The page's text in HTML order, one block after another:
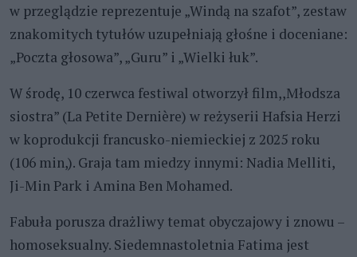
w przeglądzie reprezentuje „Windą na szafot”, zestaw
znakomitych tytułów uzupełniają głośne i doceniane:
„Poczta głosowa”, „Guru” i „Wielki łuk”.
W środę, 10 czerwca festiwal otworzył film,,Młodsza
siostra” (La Petite Dernière) w reżyserii Hafsia Herzi
w koprodukcji francusko-niemieckiej z 2025 roku
(106 min,). Graja tam miedzy innymi: Nadia Melliti,
Ji-Min Park i Amina Ben Mohamed.
Fabuła porusza drażliwy temat obyczajowy i znowu –
homoseksualny. Siedemnastoletnia Fatima jest